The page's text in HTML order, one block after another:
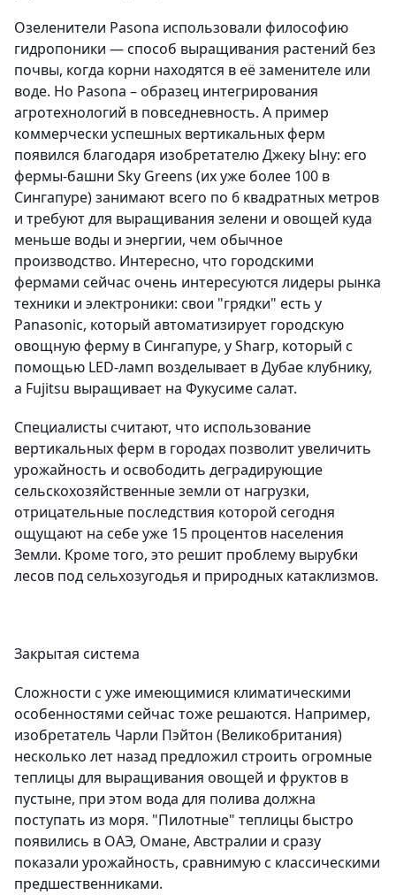
Озеленители Pasona использовали философию
гидропоники — способ выращивания растений без
почвы, когда корни находятся в её заменителе или
воде. Но Pasona – образец интегрирования
агротехнологий в повседневность. А пример
коммерчески успешных вертикальных ферм
появился благодаря изобретателю Джеку Ыну: его
фермы-башни Sky Greens (их уже более 100 в
Сингапуре) занимают всего по 6 квадратных метров
и требуют для выращивания зелени и овощей куда
меньше воды и энергии, чем обычное
производство. Интересно, что городскими
фермами сейчас очень интересуются лидеры рынка
техники и электроники: свои "грядки" есть у
Panasonic, который автоматизирует городскую
овощную ферму в Сингапуре, у Sharp, который с
помощью LED-ламп возделывает в Дубае клубнику,
а Fujitsu выращивает на Фукусиме салат.
Специалисты считают, что использование
вертикальных ферм в городах позволит увеличить
урожайность и освободить деградирующие
сельскохозяйственные земли от нагрузки,
отрицательные последствия которой сегодня
ощущают на себе уже 15 процентов населения
Земли. Кроме того, это решит проблему вырубки
лесов под сельхозугодья и природных катаклизмов.
Закрытая система
Сложности с уже имеющимися климатическими
особенностями сейчас тоже решаются. Например,
изобретатель Чарли Пэйтон (Великобритания)
несколько лет назад предложил строить огромные
теплицы для выращивания овощей и фруктов в
пустыне, при этом вода для полива должна
поступать из моря. "Пилотные" теплицы быстро
появились в ОАЭ, Омане, Австралии и сразу
показали урожайность, сравнимую с классическими
предшественниками.